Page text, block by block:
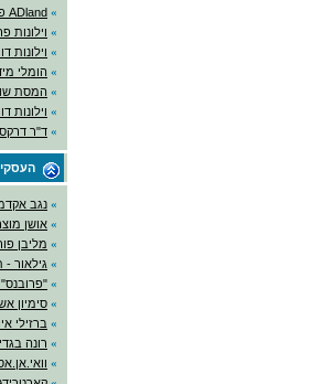
» ADland פרסום בגוגל
» וילונות
» וילונות
» הומלי
» המסת
» וילונות
» ד"ר
» נגב
» אושן
» מליבן
» גילאור -
»
» סימיון
» ברזילי
» רונה
»